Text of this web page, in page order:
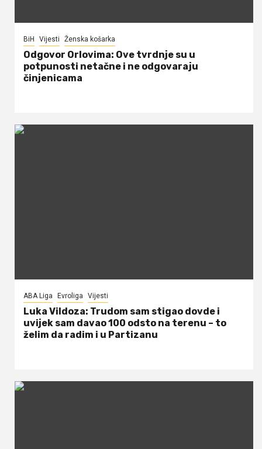
BiH Vijesti Ženska košarka
Odgovor Orlovima: ​Ove tvrdnje su u
potpunosti netačne i ne odgovaraju
činjenicama
ABA Liga Evroliga Vijesti
Luka Vildoza: Trudom sam stigao dovde i
uvijek sam davao 100 odsto na terenu – to
želim da radim i u Partizanu